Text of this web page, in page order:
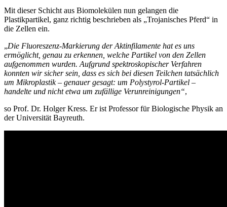
Mit dieser Schicht aus Biomolekülen nun gelangen die
Plastikpartikel, ganz richtig beschrieben als „Trojanisches Pferd“ in
die Zellen ein.
„Die Fluoreszenz-Markierung der Aktinfilamente hat es uns
ermöglicht, genau zu erkennen, welche Partikel von den Zellen
aufgenommen wurden. Aufgrund spektroskopischer Verfahren
konnten wir sicher sein, dass es sich bei diesen Teilchen tatsächlich
um Mikroplastik – genauer gesagt: um Polystyrol-Partikel –
handelte und nicht etwa um zufällige Verunreinigungen“,
so Prof. Dr. Holger Kress. Er ist Professor für Biologische Physik an
der Universität Bayreuth.